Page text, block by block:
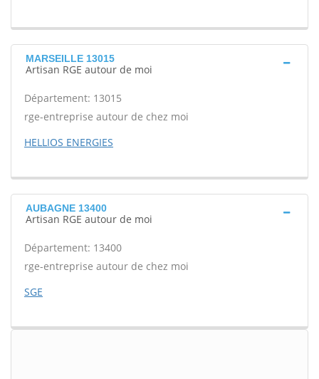
MARSEILLE 13015
Artisan RGE autour de moi
Département: 13015
rge-entreprise autour de chez moi
HELLIOS ENERGIES
AUBAGNE 13400
Artisan RGE autour de moi
Département: 13400
rge-entreprise autour de chez moi
SGE